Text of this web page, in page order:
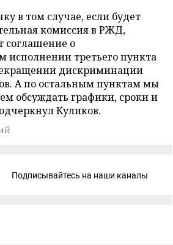
в том случае, если будет
комиссия в РЖД,
соглашение о
исполнении третьего пункта
дискриминации
А по остальным пунктам мы
обсуждать графики, сроки и
Куликов.
Подписывайтесь на наши каналы